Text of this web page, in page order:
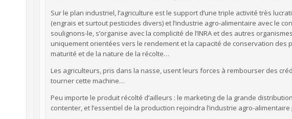
Sur le plan industriel, l’agriculture est le support d’une triple activité très
(engrais et surtout pesticides divers) et l’industrie agro-alimentaire avec le
soulignons-le, s’organise avec la complicité de l’INRA et des autres
uniquement orientées vers le rendement et la capacité de conservation des
maturité et de la nature de la récolte…
Les agriculteurs, pris dans la nasse, usent leurs forces à rembourser des
tourner cette machine…
Peu importe le produit récolté d’ailleurs : le marketing de la grande
contenter, et l’essentiel de la production rejoindra l’industrie agro-